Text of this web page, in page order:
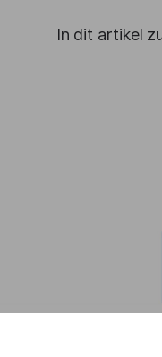
In dit artikel